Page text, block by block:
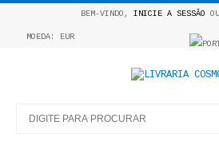
BEM-VINDO, INICIE A SESSÃO
MOEDA: EUR